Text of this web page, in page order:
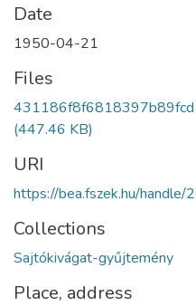
Date
1950-04-21
Files
(447.46 KB)
URI
https://bea.fszek.hu/
Collections
Sajtókivágat-gyűjtemény
Place, address